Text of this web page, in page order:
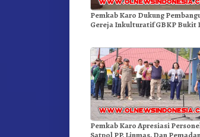
Pemkab Karo Dukung
Gereja Inkulturatif GBKP Bukit
Pemkab Karo Apresiasi
Satpol PP, Linmas, Dan